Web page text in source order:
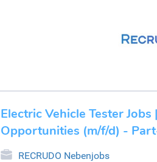
Electric Vehicle Tester Jobs
Opportunities (m/f/d) -
RECRUDO Nebenjobs